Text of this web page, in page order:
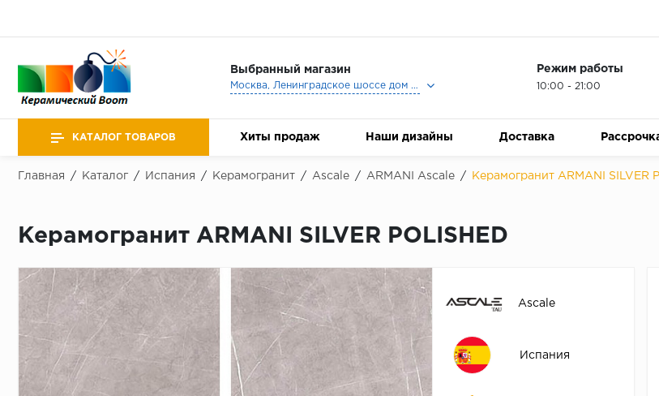
Выбранный магазин
Москва, Ленинградское шоссе дом 25, Торговый Центр Family Room, 2-ой этаж, Магазин Керамический Бум.
Режим работы
10:00 - 21:00
КАТАЛОГ ТОВАРОВ Хиты продаж Наши дизайны Доставка
Главная / Каталог / Испания / Керамогранит / Ascale / ARMANI Ascale / Керамогранит ARMANI SILVER
Керамогранит ARMANI SILVER POLISHED
Ascale
Испания